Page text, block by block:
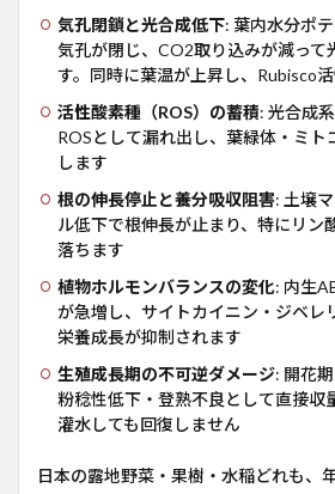
ティ
ミュ
ラン
トが
乾燥
下で
エビ
デン
ス
2.1
Mullany
2024 グ
ローバ
ルメタ
アナリ
シス
2.2
2022 圃
気孔閉鎖と光合成低下: 葉内水分ポ
気孔が閉じ、CO2取り込みが減って
す。同時に葉温が上昇し、Rubisco
活性酸素種（ROS）の蓄積: 光合成
ROSとして漏れ出し、葉緑体・ミト
します
根の伸長停止と養分吸収阻害: 土壌
ル低下で根伸長が止まり、特にリン
落ちます
植物ホルモンバランスの変化: 内生
が急増し、サイトカイニン・ジベレ
栄養成長が抑制されます
生殖成長期の不可逆ダメージ: 開花
粉稔性低下・登熟不良として直接収
灌水しても回復しません
日本の露地野菜・果樹・水稲どれも、